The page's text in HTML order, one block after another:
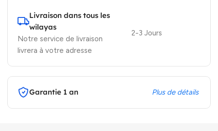
Livraison dans tous les
wilayas
Notre service de livraison
livrera à votre adresse
2-3 Jours
Garantie 1 an Plus de détails